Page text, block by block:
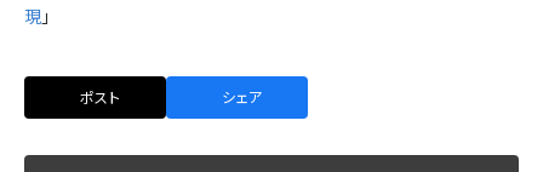
現 」
ポスト シェア